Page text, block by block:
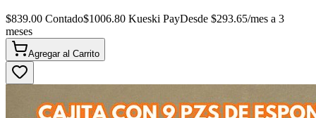
$839.00 Contado$1006.80 Kueski PayDesde $293.65/mes a 3
meses
Agregar al Carrito